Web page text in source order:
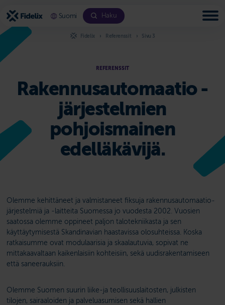
sisältöön
Suomi Haku
Fidelix Referenssit Sivu 3
REFERENSSIT
Rakennus­automaatio­ -
järjestelmien
pohjoismainen
edelläkävijä.
Olemme kehittäneet ja valmistaneet fiksuja rakennus­automaatio­­
järjestelmiä ja -laitteita Suomessa jo vuodesta 2002. Vuosien
saatossa olemme oppineet paljon talotekniikasta ja sen
käyttäytymisestä Skandinavian haastavissa olosuhteissa. Koska
ratkaisumme ovat modulaarisia ja skaalautuvia, sopivat ne
mittakaavaltaan kaikenlaisiin kohteisiin, sekä uudisrakentamiseen
että saneerauksiin.
Olemme Suomen suurin liike-ja teollisuuslaitosten, julkisten
tilojen, sairaaloiden ja palveluasumisen sekä hallien